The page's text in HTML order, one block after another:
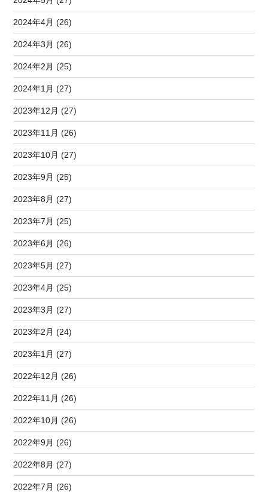
2024年4月 (26)
2024年3月 (26)
2024年2月 (25)
2024年1月 (27)
2023年12月 (27)
2023年11月 (26)
2023年10月 (27)
2023年9月 (25)
2023年8月 (27)
2023年7月 (25)
2023年6月 (26)
2023年5月 (27)
2023年4月 (25)
2023年3月 (27)
2023年2月 (24)
2023年1月 (27)
2022年12月 (26)
2022年11月 (26)
2022年10月 (26)
2022年9月 (26)
2022年8月 (27)
2022年7月 (26)